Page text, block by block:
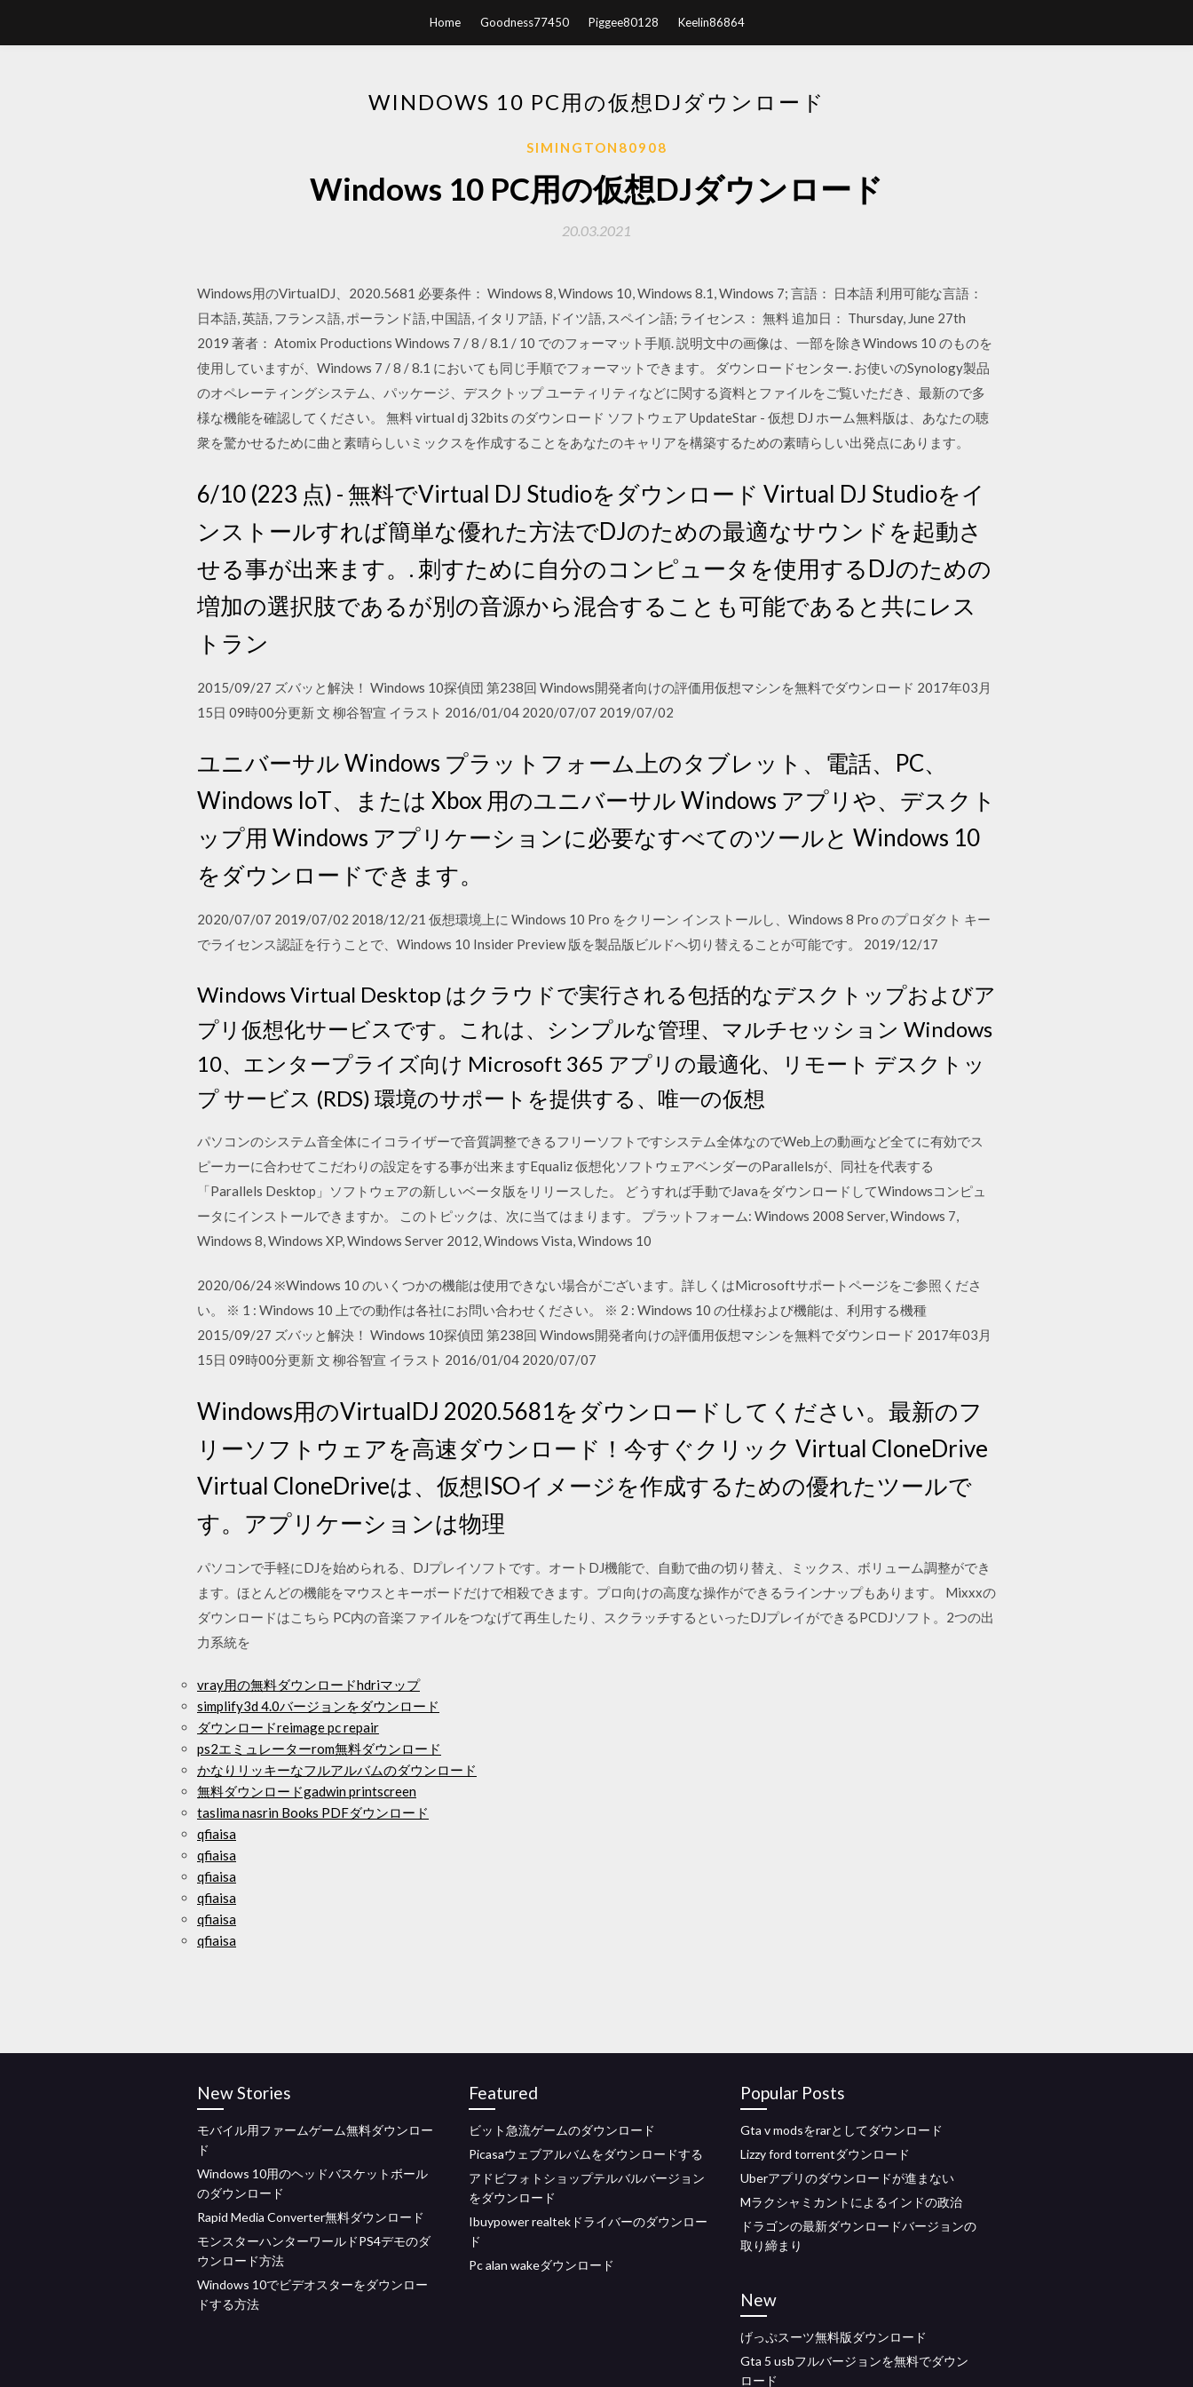
Home Goodness77450 Piggee80128 Keelin86864
WINDOWS 10 PC用の仮想DJダウンロード
SIMINGTON80908
Windows 10 PC用の仮想DJダウンロード
20.03.2021
Windows用のVirtualDJ、2020.5681 必要条件： Windows 8, Windows 10, Windows 8.1, Windows 7; 言語： 日本語 利用可能な言語：
日本語, 英語, フランス語, ポーランド語, 中国語, イタリア語, ドイツ語, スペイン語; ライセンス： 無料 追加日： Thursday, June 27th
2019 著者： Atomix Productions Windows 7 / 8 / 8.1 / 10 でのフォーマット手順. 説明文中の画像は、一部を除きWindows 10 のものを
使用していますが、Windows 7 / 8 / 8.1 においても同じ手順でフォーマットできます。 ダウンロードセンター. お使いのSynology製品
のオペレーティングシステム、パッケージ、デスクトップ ユーティリティなどに関する資料とファイルをご覧いただき、最新ので多
様な機能を確認してください。 無料 virtual dj 32bits のダウンロード ソフトウェア UpdateStar - 仮想 DJ ホーム無料版は、あなたの聴
衆を驚かせるために曲と素晴らしいミックスを作成することをあなたのキャリアを構築するための素晴らしい出発点にあります。
6/10 (223 点) - 無料でVirtual DJ Studioをダウンロード Virtual DJ Studioをイ
ンストールすれば簡単な優れた方法でDJのための最適なサウンドを起動さ
せる事が出来ます。. 刺すために自分のコンピュータを使用するDJのための
増加の選択肢であるが別の音源から混合することも可能であると共にレス
トラン
2015/09/27 ズバッと解決！ Windows 10探偵団 第238回 Windows開発者向けの評価用仮想マシンを無料でダウンロード 2017年03月
15日 09時00分更新 文 柳谷智宣 イラスト 2016/01/04 2020/07/07 2019/07/02
ユニバーサル Windows プラットフォーム上のタブレット、電話、PC、
Windows IoT、または Xbox 用のユニバーサル Windows アプリや、デスクト
ップ用 Windows アプリケーションに必要なすべてのツールと Windows 10
をダウンロードできます。
2020/07/07 2019/07/02 2018/12/21 仮想環境上に Windows 10 Pro をクリーン インストールし、Windows 8 Pro のプロダクト キー
でライセンス認証を行うことで、Windows 10 Insider Preview 版を製品版ビルドへ切り替えることが可能です。 2019/12/17
Windows Virtual Desktop はクラウドで実行される包括的なデスクトップおよびア
プリ仮想化サービスです。これは、シンプルな管理、マルチセッション Windows
10、エンタープライズ向け Microsoft 365 アプリの最適化、リモート デスクトッ
プ サービス (RDS) 環境のサポートを提供する、唯一の仮想
パソコンのシステム音全体にイコライザーで音質調整できるフリーソフトですシステム全体なのでWeb上の動画など全てに有効でス
ピーカーに合わせてこだわりの設定をする事が出来ますEqualiz 仮想化ソフトウェアベンダーのParallelsが、同社を代表する
「Parallels Desktop」ソフトウェアの新しいベータ版をリリースした。 どうすれば手動でJavaをダウンロードしてWindowsコンピュ
ータにインストールできますか。 このトピックは、次に当てはまります。 プラットフォーム: Windows 2008 Server, Windows 7,
Windows 8, Windows XP, Windows Server 2012, Windows Vista, Windows 10
2020/06/24 ※Windows 10 のいくつかの機能は使用できない場合がございます。詳しくはMicrosoftサポートページをご参照くださ
い。 ※ 1 : Windows 10 上での動作は各社にお問い合わせください。 ※ 2 : Windows 10 の仕様および機能は、利用する機種
2015/09/27 ズバッと解決！ Windows 10探偵団 第238回 Windows開発者向けの評価用仮想マシンを無料でダウンロード 2017年03月
15日 09時00分更新 文 柳谷智宣 イラスト 2016/01/04 2020/07/07
Windows用のVirtualDJ 2020.5681をダウンロードしてください。最新のフ
リーソフトウェアを高速ダウンロード！今すぐクリック Virtual CloneDrive
Virtual CloneDriveは、仮想ISOイメージを作成するための優れたツールで
す。アプリケーションは物理
パソコンで手軽にDJを始められる、DJプレイソフトです。オートDJ機能で、自動で曲の切り替え、ミックス、ボリューム調整ができ
ます。ほとんどの機能をマウスとキーボードだけで相殺できます。プロ向けの高度な操作ができるラインナップもあります。 Mixxxの
ダウンロードはこちら PC内の音楽ファイルをつなげて再生したり、スクラッチするといったDJプレイができるPCDJソフト。2つの出
力系統を
vray用の無料ダウンロードhdriマップ
simplify3d 4.0バージョンをダウンロード
ダウンロードreimage pc repair
ps2エミュレーターrom無料ダウンロード
かなりリッキーなフルアルバムのダウンロード
無料ダウンロードgadwin printscreen
taslima nasrin Books PDFダウンロード
qfiaisa
qfiaisa
qfiaisa
qfiaisa
qfiaisa
qfiaisa
New Stories
モバイル用ファームゲーム無料ダウンロー
ド
Windows 10用のヘッドバスケットボール
のダウンロード
Rapid Media Converter無料ダウンロード
モンスターハンターワールドPS4デモのダ
ウンロード方法
Windows 10でビデオスターをダウンロー
ドする方法
Featured
ビット急流ゲームのダウンロード
Picasaウェブアルバムをダウンロードする
アドビフォトショップテルバルバージョン
をダウンロード
Ibuypower realtekドライバーのダウンロー
ド
Pc alan wakeダウンロード
Popular Posts
Gta v modsをrarとしてダウンロード
Lizzy ford torrentダウンロード
Uberアプリのダウンロードが進まない
Mラクシャミカントによるインドの政治
ドラゴンの最新ダウンロードバージョンの
取り締まり
New
げっぷスーツ無料版ダウンロード
Gta 5 usbフルバージョンを無料でダウン
ロード